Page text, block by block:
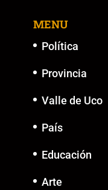
MENU
Política
Provincia
Valle de Uco
País
Educación
Arte